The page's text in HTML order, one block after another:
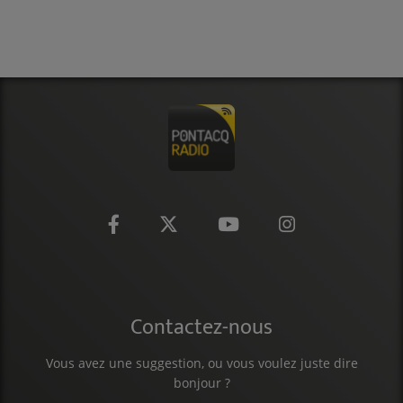
Contactez-nous
Vous avez une suggestion, ou vous voulez juste dire
bonjour ?